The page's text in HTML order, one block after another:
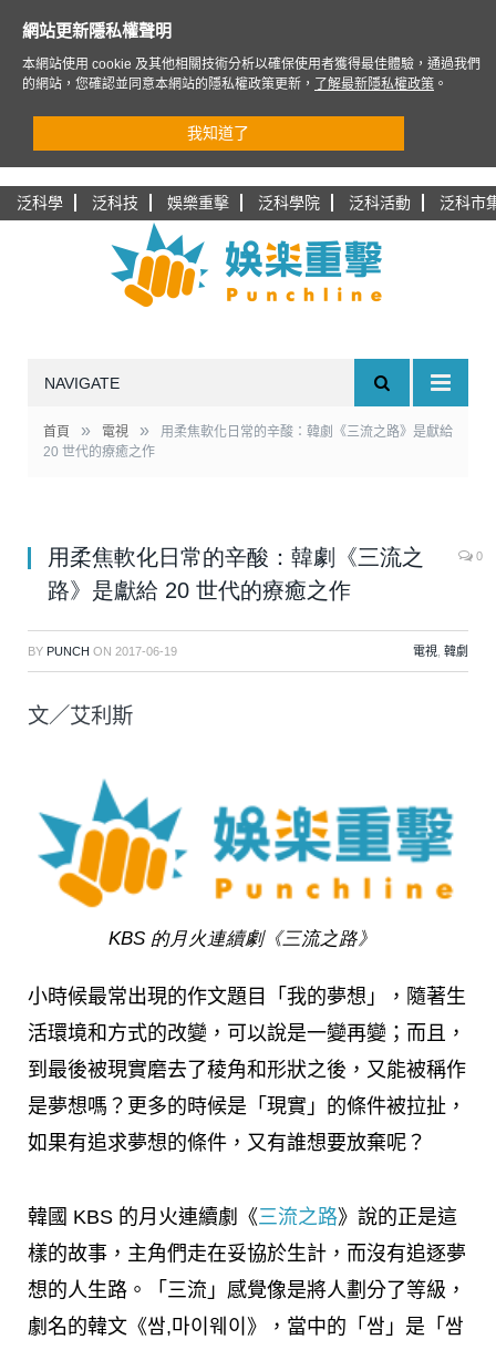
泛科學 泛科技 娛樂重擊 泛科學院 泛科活動 泛科市
NAVIGATE
首頁 » 電視 »
用柔焦軟化日常的辛酸：韓劇《三流之路》是獻給
20 世代的療癒之作
用柔焦軟化日常的辛酸：韓劇《三流之
路》是獻給 20 世代的療癒之作
0
BY PUNCH ON 2017-06-19 電視 韓劇
文／艾利斯
KBS 的月火連續劇《三流之路》
小時候最常出現的作文題目「我的夢想」，隨著生
活環境和方式的改變，可以說是一變再變；而且，
到最後被現實磨去了稜角和形狀之後，又能被稱作
是夢想嗎？更多的時候是「現實」的條件被拉扯，
如果有追求夢想的條件，又有誰想要放棄呢？
韓國 KBS 的月火連續劇《三流之路》說的正是這
樣的故事，主角們走在妥協於生計，而沒有追逐夢
想的人生路。「三流」感覺像是將人劃分了等級，
劇名的韓文《쌈,마이웨이》，當中的「쌈」是「쌈
網站更新隱私權聲明
本網站使用 cookie 及其他相關技術分析以確保使用者獲得最佳體驗，通過我們
的網站，您確認並同意本網站的隱私權政策更新，
了解最新隱私權政策 。
我知道了